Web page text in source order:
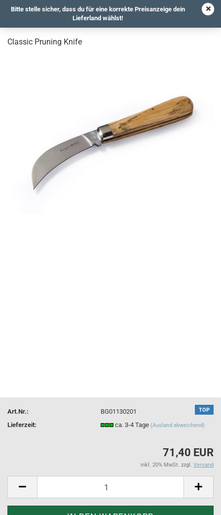
Bitte stelle sicher, dass du für eine korrekte Preisanzeige dein
Lieferland wählst!
Classic Pruning Knife
TOP
Art.Nr.:
BG01130201
Lieferzeit:
ca. 3-4 Tage(Ausland abweichend)
71,40 EUR
inkl. 20% MwSt. zzgl. Versand